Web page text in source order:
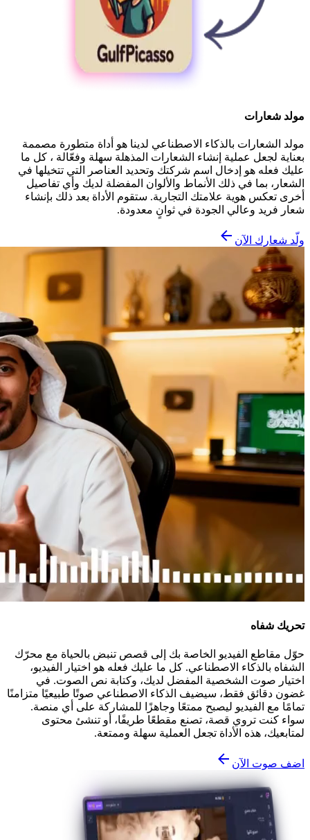
مولد شعارات
مولد الشعارات بالذكاء الاصطناعي لدينا هو أداة متطورة مصممة
بعناية لجعل عملية إنشاء الشعارات المذهلة سهلة وفعّالة ، كل ما
عليك فعله هو إدخال اسم شركتك وتحديد العناصر التي تتخيلها في
الشعار، بما في ذلك الأنماط والألوان المفضلة لديك وأي تفاصيل
أخرى تعكس هوية علامتك التجارية. ستقوم الأداة بعد ذلك بإنشاء
شعار فريد وعالي الجودة في ثوانٍ معدودة.
ولّد شعارك الآن
تحريك شفاه
حوّل مقاطع الفيديو الخاصة بك إلى قصص تنبض بالحياة مع محرّك
الشفاه بالذكاء الاصطناعي. كل ما عليك فعله هو اختيار الفيديو،
اختيار صوت الشخصية المفضل لديك، وكتابة نص الصوت. في
غضون دقائق فقط، سيضيف الذكاء الاصطناعي صوتًا طبيعيًا متزامنًا
تمامًا مع الفيديو ليصبح ممتعًا وجاهزًا للمشاركة على أي منصة.
سواء كنت تروي قصة، تصنع مقطعًا طريفًا، أو تنشئ محتوى
لمتابعيك، هذه الأداة تجعل العملية سهلة وممتعة.
اضف صوت الآن